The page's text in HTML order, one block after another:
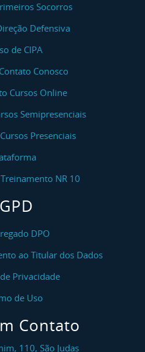
Socorros
Defensiva
de CIPA
Conosco
Cursos Online
Semipresenciais
Presenciais
NR 10
DPO
ao Titular dos Dados
Privacidade
de Uso
Contato
110, São Judas